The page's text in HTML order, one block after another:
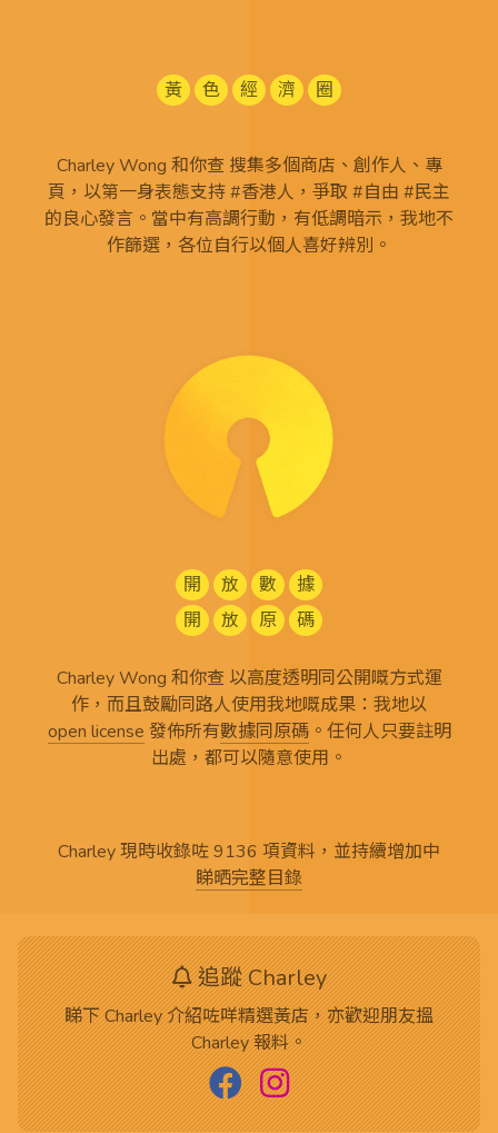
黃 色 經 濟 圈
Charley Wong 和你查 搜集多個商店、創作人、專
頁，以第一身表態支持 #香港人，爭取 #自由 #民主
的良心發言。當中有高調行動，有低調暗示，我地不
作篩選，各位自行以個人喜好辨別。
開 放 數
據
開
放 原 碼
Charley Wong 和你查 以高度透明同公開嘅方式運
作，而且鼓勵同路人使用我地嘅成果：我地以
open license 發佈所有數據同原碼。任何人只要註明
出處，都可以隨意使用。
Charley 現時收錄咗 9136 項資料，並持續增加中
睇晒完整目錄
追蹤 Charley
睇下 Charley 介紹咗咩精選黃店，亦歡迎朋友搵
Charley 報料。